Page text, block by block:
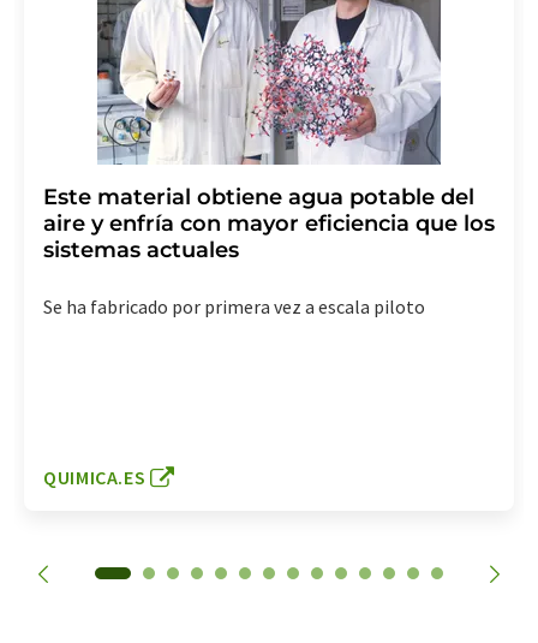
Este material obtiene agua potable del
aire y enfría con mayor eficiencia que los
sistemas actuales
Se ha fabricado por primera vez a escala piloto
QUIMICA.ES